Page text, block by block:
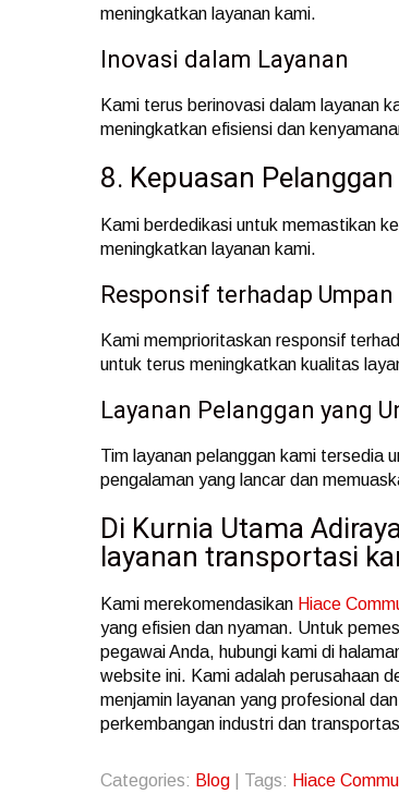
meningkatkan layanan kami.
Inovasi dalam Layanan
Kami terus berinovasi dalam layanan
meningkatkan efisiensi dan
8. Kepuasan Pelanggan
Kami berdedikasi untuk memastikan
meningkatkan layanan kami.
Responsif terhadap
Kami memprioritaskan responsif
untuk terus meningkatkan kualitas
Layanan Pelanggan yang
Tim layanan pelanggan kami tersedia
pengalaman yang lancar dan
Di Kurnia Utama
layanan transportasi
Kami merekomendasikan Hiace
yang efisien dan nyaman. Untuk
pegawai Anda, hubungi kami di
website ini. Kami adalah perusahaan
menjamin layanan yang profesional
perkembangan industri dan
Categories: Blog | Tags: Hiace